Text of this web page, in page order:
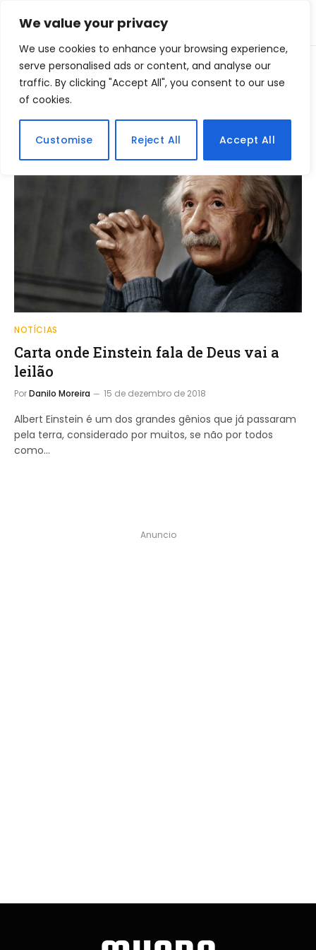
We value your privacy
We use cookies to enhance your browsing experience,
serve personalised ads or content, and analyse our
traffic. By clicking "Accept All", you consent to our use
of cookies.
Customise Reject All Accept All
Home » Posts Tagged "deus"
BROWSING:
NOTÍCIAS
Carta onde Einstein fala de Deus vai a
leilão
PorDanilo Moreira 15 de dezembro de 2018
Albert Einstein é um dos grandes gênios que já passaram
pela terra, considerado por muitos, se não por todos
como…
Anuncio